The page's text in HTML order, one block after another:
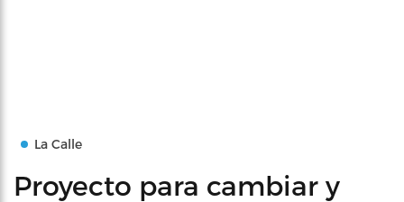
La Calle
Proyecto para cambiar y